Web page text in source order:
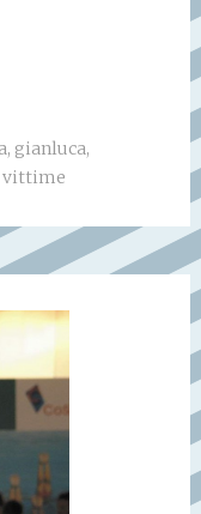
, gianluca,
vittime